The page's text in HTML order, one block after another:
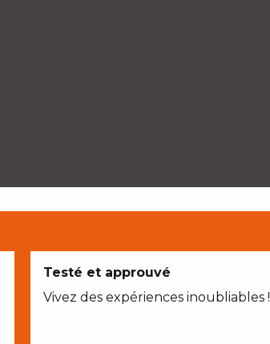
Testé et approuvé
Vivez des expériences inoubliables !